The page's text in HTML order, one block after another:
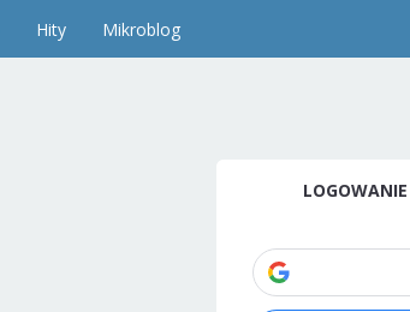
Hity Mikroblog
LOGOWANIE